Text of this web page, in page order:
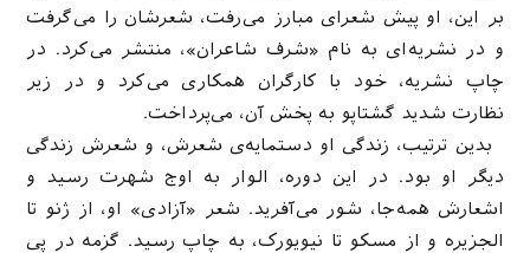
بر این، او پیش شعرای مبارز می‌رفت، شعرشان را می‌گرفت
و در نشریه‌ای به نام «شرف شاعران»، منتشر می‌کرد. در
چاپ نشریه، خود با کارگران همکاری می‌کرد و در زیر
نظارت شدید گشتاپو به پخش آن، می‌‌پرداخت.
بدین ترتیب، زندگی او دستمایه‌ی شعرش، و شعرش زندگی
دیگر او بود. در این دوره، الوار به اوج شهرت رسید و
اشعارش همه‌جا، شور می‌آفرید. شعر «آزادی» او، از ژنو تا
الجزیره و از مسکو تا نیویورک، به چاپ رسید. گزمه در پی